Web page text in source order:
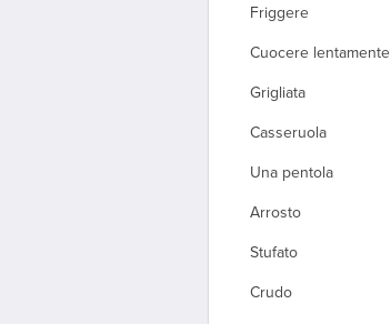
Friggere
Cuocere lentamente
Grigliata
Casseruola
Una pentola
Arrosto
Stufato
Crudo